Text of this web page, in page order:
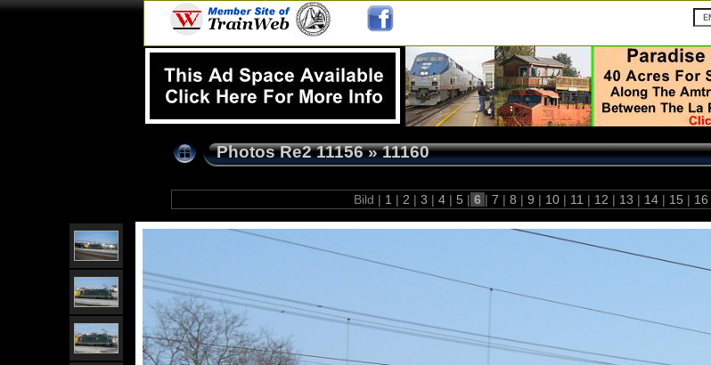
Photos Re2 11156»11160
Bild | 1 | 2 | 3 | 4 | 5 | 6 | 7 | 8 | 9 | 10 | 11 | 12 | 13 | 14 | 15 | 16